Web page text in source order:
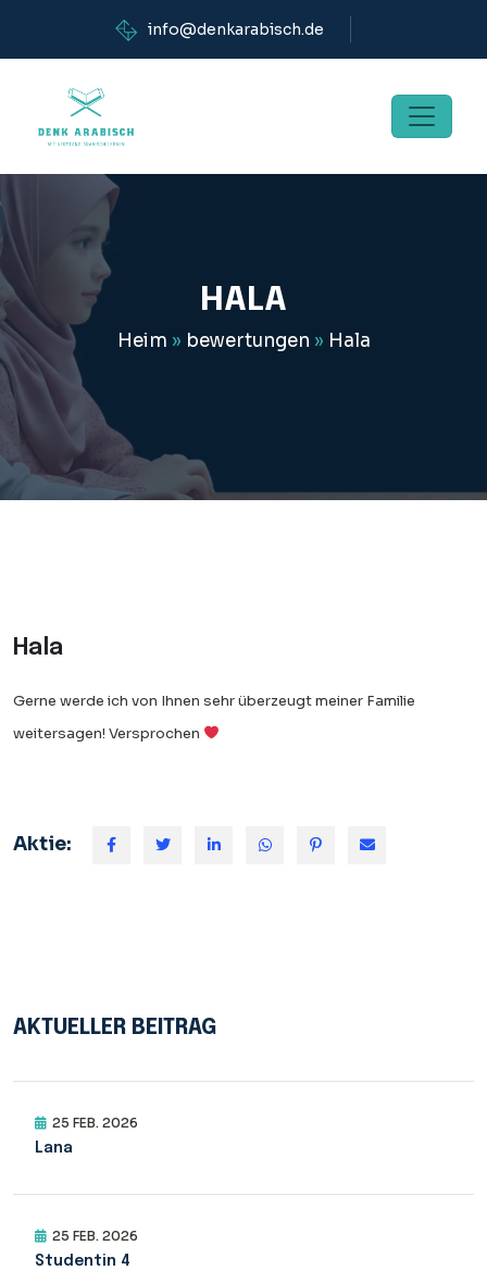
info@denkarabisch.de
HALA
Heim » bewertungen » Hala
Hala
Gerne werde ich von Ihnen sehr überzeugt meiner Familie
weitersagen! Versprochen
Aktie:
AKTUELLER BEITRAG
25 FEB. 2026
Lana
25 FEB. 2026
Studentin 4